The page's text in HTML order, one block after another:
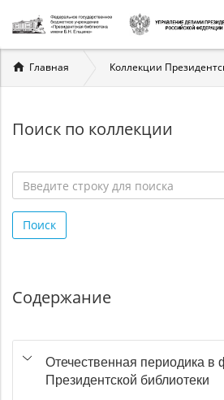
Вы
здесь
Главная Коллекции
Поиск по коллекции
строку
для
Поиск
Содержание
Отечественная периодика в
Президентской библиотеки